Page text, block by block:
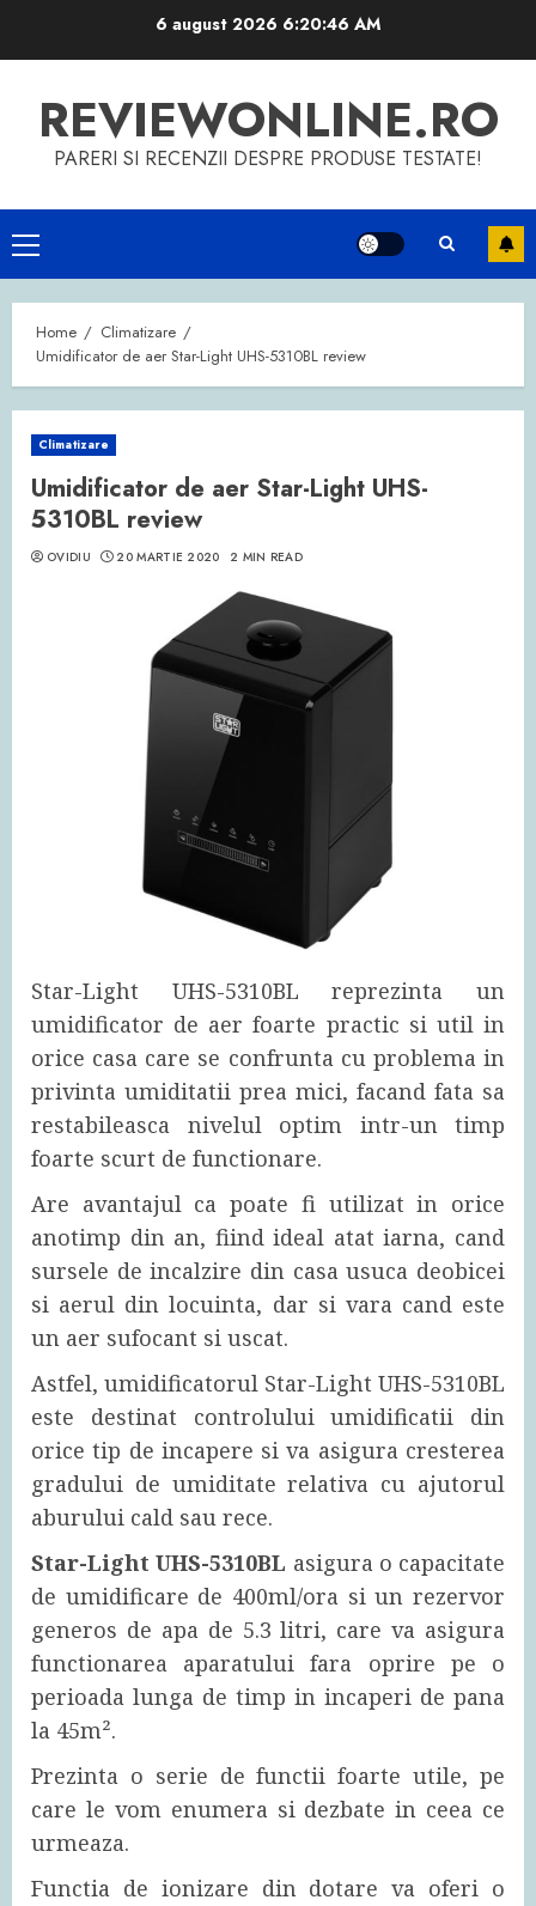
6 august 2026 6:20:46 AM
REVIEWONLINE.RO
PARERI SI RECENZII DESPRE PRODUSE TESTATE!
Primary
Menu
Home
Climatizare
Umidificator de aer Star-Light UHS-5310BL review
Climatizare
Umidificator de aer Star-Light UHS-
5310BL review
OVIDIU 20 MARTIE 2020 2 MIN READ
Star-Light UHS-5310BL reprezinta un
umidificator de aer foarte practic si util in
orice casa care se confrunta cu problema in
privinta umiditatii prea mici, facand fata sa
restabileasca nivelul optim intr-un timp
foarte scurt de functionare.
Are avantajul ca poate fi utilizat in orice
anotimp din an, fiind ideal atat iarna, cand
sursele de incalzire din casa usuca deobicei
si aerul din locuinta, dar si vara cand este
un aer sufocant si uscat.
Astfel, umidificatorul Star-Light UHS-5310BL
este destinat controlului umidificatii din
orice tip de incapere si va asigura cresterea
gradului de umiditate relativa cu ajutorul
aburului cald sau rece.
Star-Light UHS-5310BL asigura o capacitate
de umidificare de 400ml/ora si un rezervor
generos de apa de 5.3 litri, care va asigura
functionarea aparatului fara oprire pe o
perioada lunga de timp in incaperi de pana
la 45m².
Prezinta o serie de functii foarte utile, pe
care le vom enumera si dezbate in ceea ce
urmeaza.
Functia de ionizare din dotare va oferi o